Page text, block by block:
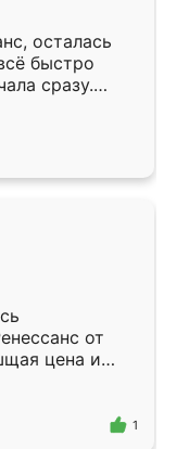
здесь.
осталась
быстро
сразу.
подошёл к
Собрали
даже
от
цена и
Приехавший
1